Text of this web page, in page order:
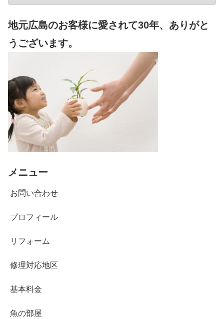
地元広島のお客様に愛されて30年、ありがと
うございます。
メニュー
お問い合わせ
プロフィール
リフォーム
修理対応地区
基本料金
魚の部屋